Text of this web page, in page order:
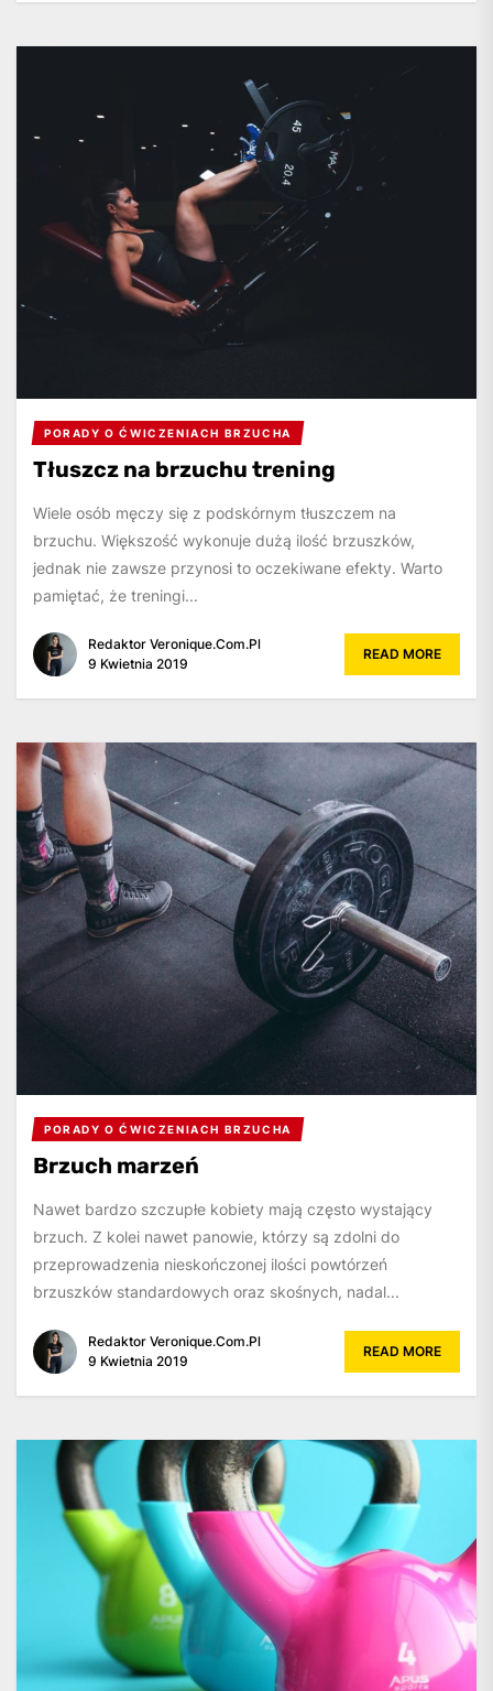
PORADY O ĆWICZENIACH BRZUCHA
Tłuszcz na brzuchu trening
Wiele osób męczy się z podskórnym tłuszczem na
brzuchu. Większość wykonuje dużą ilość brzuszków,
jednak nie zawsze przynosi to oczekiwane efekty. Warto
pamiętać, że treningi...
Redaktor Veronique.com.pl
9 Kwietnia 2019
READ MORE
PORADY O ĆWICZENIACH BRZUCHA
Brzuch marzeń
Nawet bardzo szczupłe kobiety mają często wystający
brzuch. Z kolei nawet panowie, którzy są zdolni do
przeprowadzenia nieskończonej ilości powtórzeń
brzuszków standardowych oraz skośnych, nadal...
Redaktor Veronique.com.pl
9 Kwietnia 2019
READ MORE